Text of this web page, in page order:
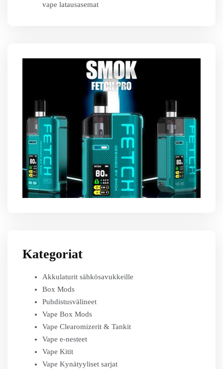
vape latausasemat
Kategoriat
Akkulaturit sähkösavukkeille
Box Mods
Puhdistusvälineet
Vape Box Mods
Vape Clearomizerit & Tankit
Vape e-nesteet
Vape Kitit
Vape Kynätyyliset sarjat